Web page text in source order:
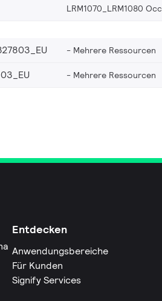
LRM1070_LRM1080
Mehrere Ressourcen
Mehrere Ressourcen
Entdecken
Anwendungsbereiche
Für Kunden
Signify Services